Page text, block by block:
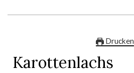
Drucken
Karottenlachs